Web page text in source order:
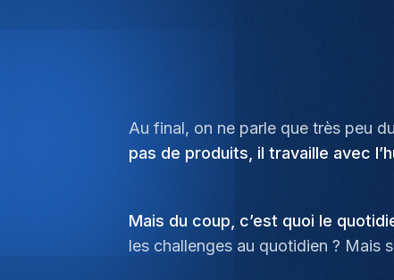
Au final, on ne parle que très peu
pas de produits, il travaille avec
Mais du coup, c’est quoi le
les challenges au quotidien ? Mais